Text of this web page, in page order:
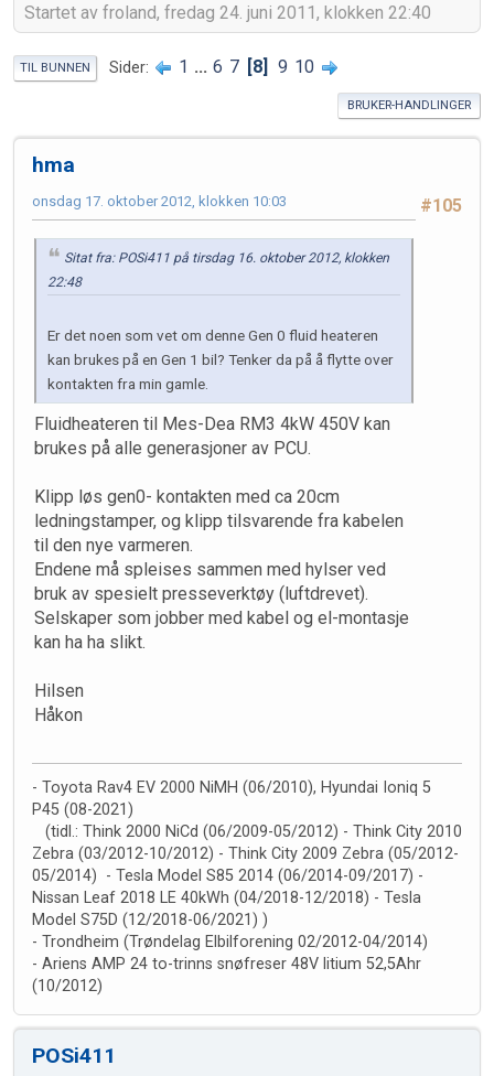
Startet av froland, fredag 24. juni 2011, klokken 22:40
TIL BUNNEN Sider 1 ... 6 7 8 9 10
BRUKER-HANDLINGER
hma
#105
onsdag 17. oktober 2012, klokken 10:03
Sitat fra: POSi411 på tirsdag 16. oktober 2012, klokken
22:48
Er det noen som vet om denne Gen 0 fluid heateren
kan brukes på en Gen 1 bil? Tenker da på å flytte over
kontakten fra min gamle.
Fluidheateren til Mes-Dea RM3 4kW 450V kan
brukes på alle generasjoner av PCU.
Klipp løs gen0- kontakten med ca 20cm
ledningstamper, og klipp tilsvarende fra kabelen
til den nye varmeren.
Endene må spleises sammen med hylser ved
bruk av spesielt presseverktøy (luftdrevet).
Selskaper som jobber med kabel og el-montasje
kan ha ha slikt.
Hilsen
Håkon
- Toyota Rav4 EV 2000 NiMH (06/2010), Hyundai Ioniq 5
P45 (08-2021)
(tidl.: Think 2000 NiCd (06/2009-05/2012) - Think City 2010
Zebra (03/2012-10/2012) - Think City 2009 Zebra (05/2012-
05/2014) - Tesla Model S85 2014 (06/2014-09/2017) -
Nissan Leaf 2018 LE 40kWh (04/2018-12/2018) - Tesla
Model S75D (12/2018-06/2021) )
- Trondheim (Trøndelag Elbilforening 02/2012-04/2014)
- Ariens AMP 24 to-trinns snøfreser 48V litium 52,5Ahr
(10/2012)
POSi411